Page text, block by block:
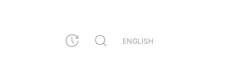
ENGLISH